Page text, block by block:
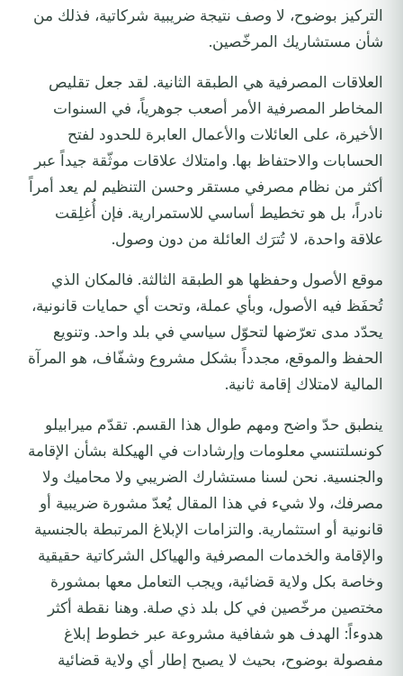
التركيز بوضوح، لا وصف نتيجة ضريبية شركاتية، فذلك من
شأن مستشاريك المرخّصين.
العلاقات المصرفية هي الطبقة الثانية. لقد جعل تقليص
المخاطر المصرفية الأمر أصعب جوهرياً، في السنوات
الأخيرة، على العائلات والأعمال العابرة للحدود لفتح
الحسابات والاحتفاظ بها. وامتلاك علاقات موثّقة جيداً عبر
أكثر من نظام مصرفي مستقر وحسن التنظيم لم يعد أمراً
نادراً، بل هو تخطيط أساسي للاستمرارية. فإن أُغلِقت
علاقة واحدة، لا تُترَك العائلة من دون وصول.
موقع الأصول وحفظها هو الطبقة الثالثة. فالمكان الذي
تُحفَظ فيه الأصول، وبأي عملة، وتحت أي حمايات قانونية،
يحدّد مدى تعرّضها لتحوّل سياسي في بلد واحد. وتنويع
الحفظ والموقع، مجدداً بشكل مشروع وشفّاف، هو المرآة
المالية لامتلاك إقامة ثانية.
ينطبق حدّ واضح ومهم طوال هذا القسم. تقدّم ميرابيلو
كونسلتنسي معلومات وإرشادات في الهيكلة بشأن الإقامة
والجنسية. نحن لسنا مستشارك الضريبي ولا محاميك ولا
مصرفك، ولا شيء في هذا المقال يُعدّ مشورة ضريبية أو
قانونية أو استثمارية. والتزامات الإبلاغ المرتبطة بالجنسية
والإقامة والخدمات المصرفية والهياكل الشركاتية حقيقية
وخاصة بكل ولاية قضائية، ويجب التعامل معها بمشورة
مختصين مرخّصين في كل بلد ذي صلة. وهنا نقطة أكثر
هدوءاً: الهدف هو شفافية مشروعة عبر خطوط إبلاغ
مفصولة بوضوح، بحيث لا يصبح إطار أي ولاية قضائية